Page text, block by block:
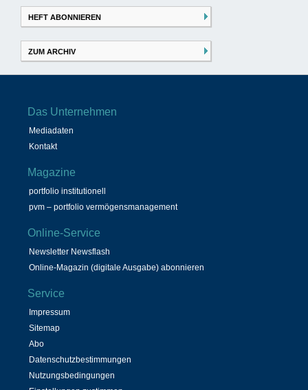
HEFT ABONNIEREN
ZUM ARCHIV
Das Unternehmen
Mediadaten
Kontakt
Magazine
portfolio institutionell
pvm – portfolio vermögensmanagement
Online-Service
Newsletter Newsflash
Online-Magazin (digitale Ausgabe) abonnieren
Service
Impressum
Sitemap
Abo
Datenschutzbestimmungen
Nutzungsbedingungen